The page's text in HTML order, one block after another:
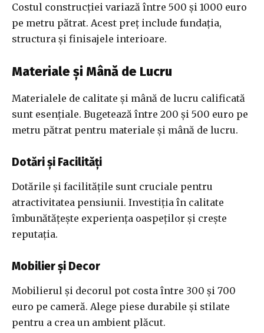
Costul construcției variază între 500 și 1000 euro
pe metru pătrat. Acest preț include fundația,
structura și finisajele interioare.
Materiale și Mână de Lucru
Materialele de calitate și mână de lucru calificată
sunt esențiale. Bugetează între 200 și 500 euro pe
metru pătrat pentru materiale și mână de lucru.
Dotări și Facilități
Dotările și facilitățile sunt cruciale pentru
atractivitatea pensiunii. Investiția în calitate
îmbunătățește experiența oaspeților și crește
reputația.
Mobilier și Decor
Mobilierul și decorul pot costa între 300 și 700
euro pe cameră. Alege piese durabile și stilate
pentru a crea un ambient plăcut.